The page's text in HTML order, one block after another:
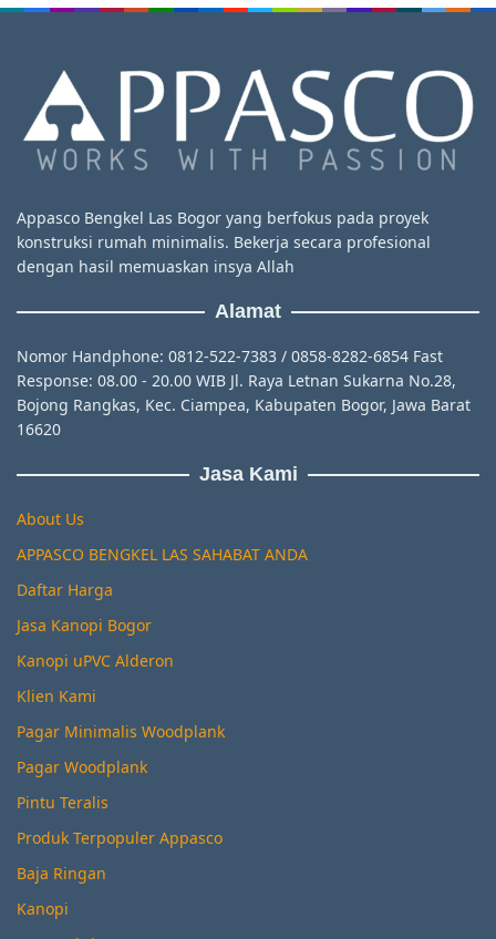
Appasco Bengkel Las Bogor yang berfokus pada proyek
konstruksi rumah minimalis. Bekerja secara profesional
dengan hasil memuaskan insya Allah
Alamat
Nomor Handphone: 0812-522-7383 / 0858-8282-6854 Fast
Response: 08.00 - 20.00 WIB Jl. Raya Letnan Sukarna No.28,
Bojong Rangkas, Kec. Ciampea, Kabupaten Bogor, Jawa Barat
16620
Jasa Kami
About Us
APPASCO BENGKEL LAS SAHABAT ANDA
Daftar Harga
Jasa Kanopi Bogor
Kanopi uPVC Alderon
Klien Kami
Pagar Minimalis Woodplank
Pagar Woodplank
Pintu Teralis
Produk Terpopuler Appasco
Baja Ringan
Kanopi